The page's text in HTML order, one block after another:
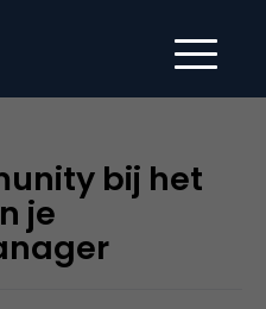
bij het
je